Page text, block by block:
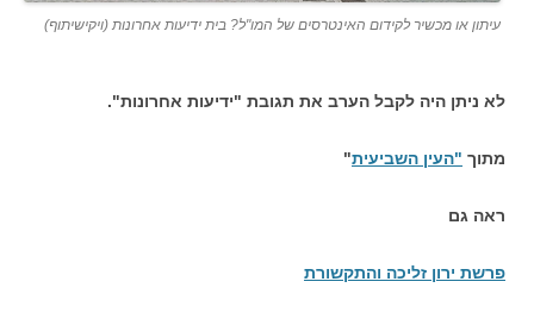
עיתון או מכשיר לקידום האינטרסים של המו"ל? בית ידיעות אחרונות (ויקישיתוף)
לא ניתן היה לקבל הערב את תגובת "ידיעות אחרונות".
מתוך "העין השביעית"
ראה גם
פרשת ירון זליכה והתקשורת